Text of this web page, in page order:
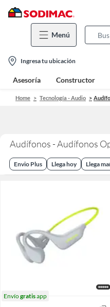
Menú
location-
icon
Ingresa tu ubicación
Asesoría Constructor
Home Tecnología - Audio
Audífonos - Audífonos
Envio Plus Llega hoy Llega
Envíogratisapp